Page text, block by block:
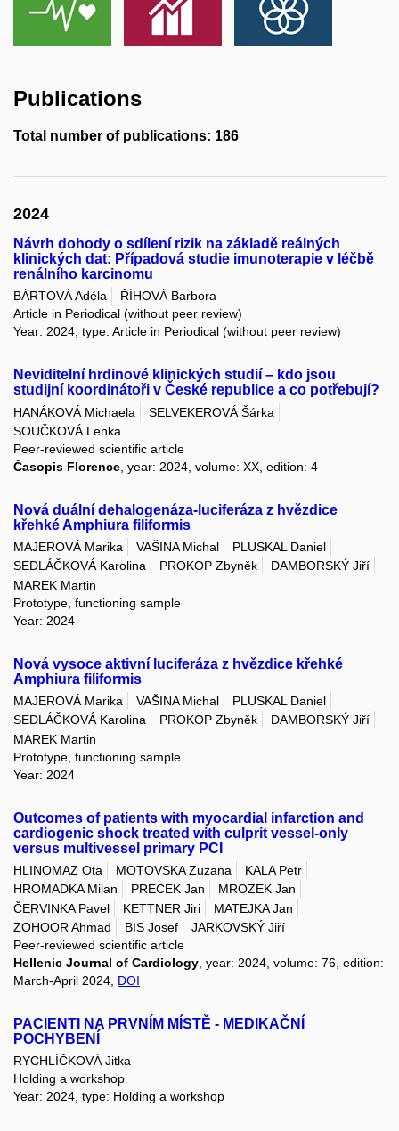
Publications
Total number of publications: 186
2024
Návrh dohody o sdílení rizik na základě reálných
klinických dat: Případová studie imunoterapie v léčbě
renálního karcinomu
BÁRTOVÁ Adéla
ŘÍHOVÁ Barbora
Article in Periodical (without peer review)
Year: 2024, type: Article in Periodical (without peer review)
Neviditelní hrdinové klinických studií – kdo jsou
studijní koordinátoři v České republice a co potřebují?
HANÁKOVÁ Michaela
SELVEKEROVÁ Šárka
SOUČKOVÁ Lenka
Peer-reviewed scientific article
Časopis Florence , year: 2024, volume: XX, edition: 4
Nová duální dehalogenáza-luciferáza z hvězdice
křehké Amphiura filiformis
MAJEROVÁ Marika VAŠINA Michal
PLUSKAL Daniel
SEDLÁČKOVÁ Karolina
PROKOP Zbyněk
DAMBORSKÝ Jiří
MAREK Martin
Prototype, functioning sample
Year: 2024
Nová vysoce aktivní luciferáza z hvězdice křehké
Amphiura filiformis
MAJEROVÁ Marika VAŠINA Michal
PLUSKAL Daniel
SEDLÁČKOVÁ Karolina
PROKOP Zbyněk
DAMBORSKÝ Jiří
MAREK Martin
Prototype, functioning sample
Year: 2024
Outcomes of patients with myocardial infarction and
cardiogenic shock treated with culprit vessel-only
versus multivessel primary PCI
HLINOMAZ Ota MOTOVSKA Zuzana
KALA Petr
HROMADKA Milan
PRECEK Jan
MROZEK Jan
ČERVINKA Pavel
KETTNER Jiri
MATEJKA Jan
ZOHOOR Ahmad
BIS Josef
JARKOVSKÝ Jiří
Peer-reviewed scientific article
Hellenic Journal of Cardiology , year: 2024, volume: 76, edition:
March-April 2024, DOI
PACIENTI NA PRVNÍM MÍSTĚ - MEDIKAČNÍ
POCHYBENÍ
RYCHLÍČKOVÁ Jitka
Holding a workshop
Year: 2024, type: Holding a workshop